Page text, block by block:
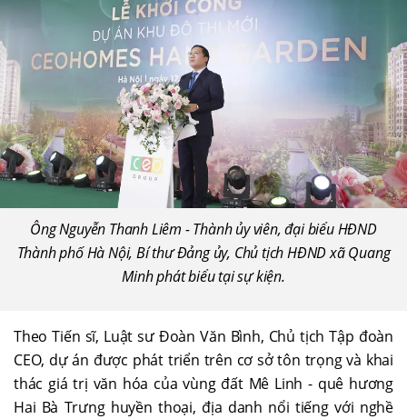
Ông Nguyễn Thanh Liêm - Thành ủy viên, đại biểu HĐND
Thành phố Hà Nội, Bí thư Đảng ủy, Chủ tịch HĐND xã Quang
Minh phát biểu tại sự kiện.
Theo Tiến sĩ, Luật sư Đoàn Văn Bình, Chủ tịch Tập đoàn
CEO, dự án được phát triển trên cơ sở tôn trọng và khai
thác giá trị văn hóa của vùng đất Mê Linh - quê hương
Hai Bà Trưng huyền thoại, địa danh nổi tiếng với nghề